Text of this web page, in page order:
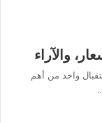
والآراء
لاستقبال واحد من أهم